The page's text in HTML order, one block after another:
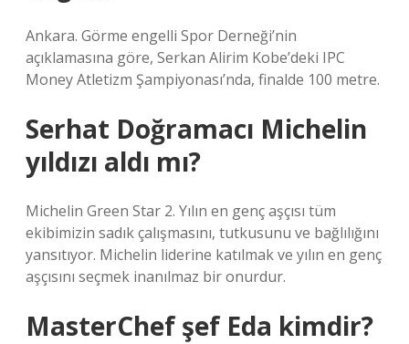
Ankara. Görme engelli Spor Derneği’nin
açıklamasına göre, Serkan Alirim Kobe’deki IPC
Money Atletizm Şampiyonası’nda, finalde 100 metre.
Serhat Doğramacı Michelin
yıldızı aldı mı?
Michelin Green Star 2. Yılın en genç aşçısı tüm
ekibimizin sadık çalışmasını, tutkusunu ve bağlılığını
yansıtıyor. Michelin liderine katılmak ve yılın en genç
aşçısını seçmek inanılmaz bir onurdur.
MasterChef şef Eda kimdir?